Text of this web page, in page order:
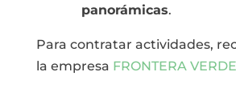
panorámicas.
Para contratar actividades,
la empresa FRONTERA VERDE